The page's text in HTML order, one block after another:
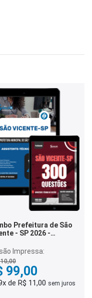
Prefeitura de São
- SP 2026 -
Impressa:
99,00
de R$ 11,00 sem juros